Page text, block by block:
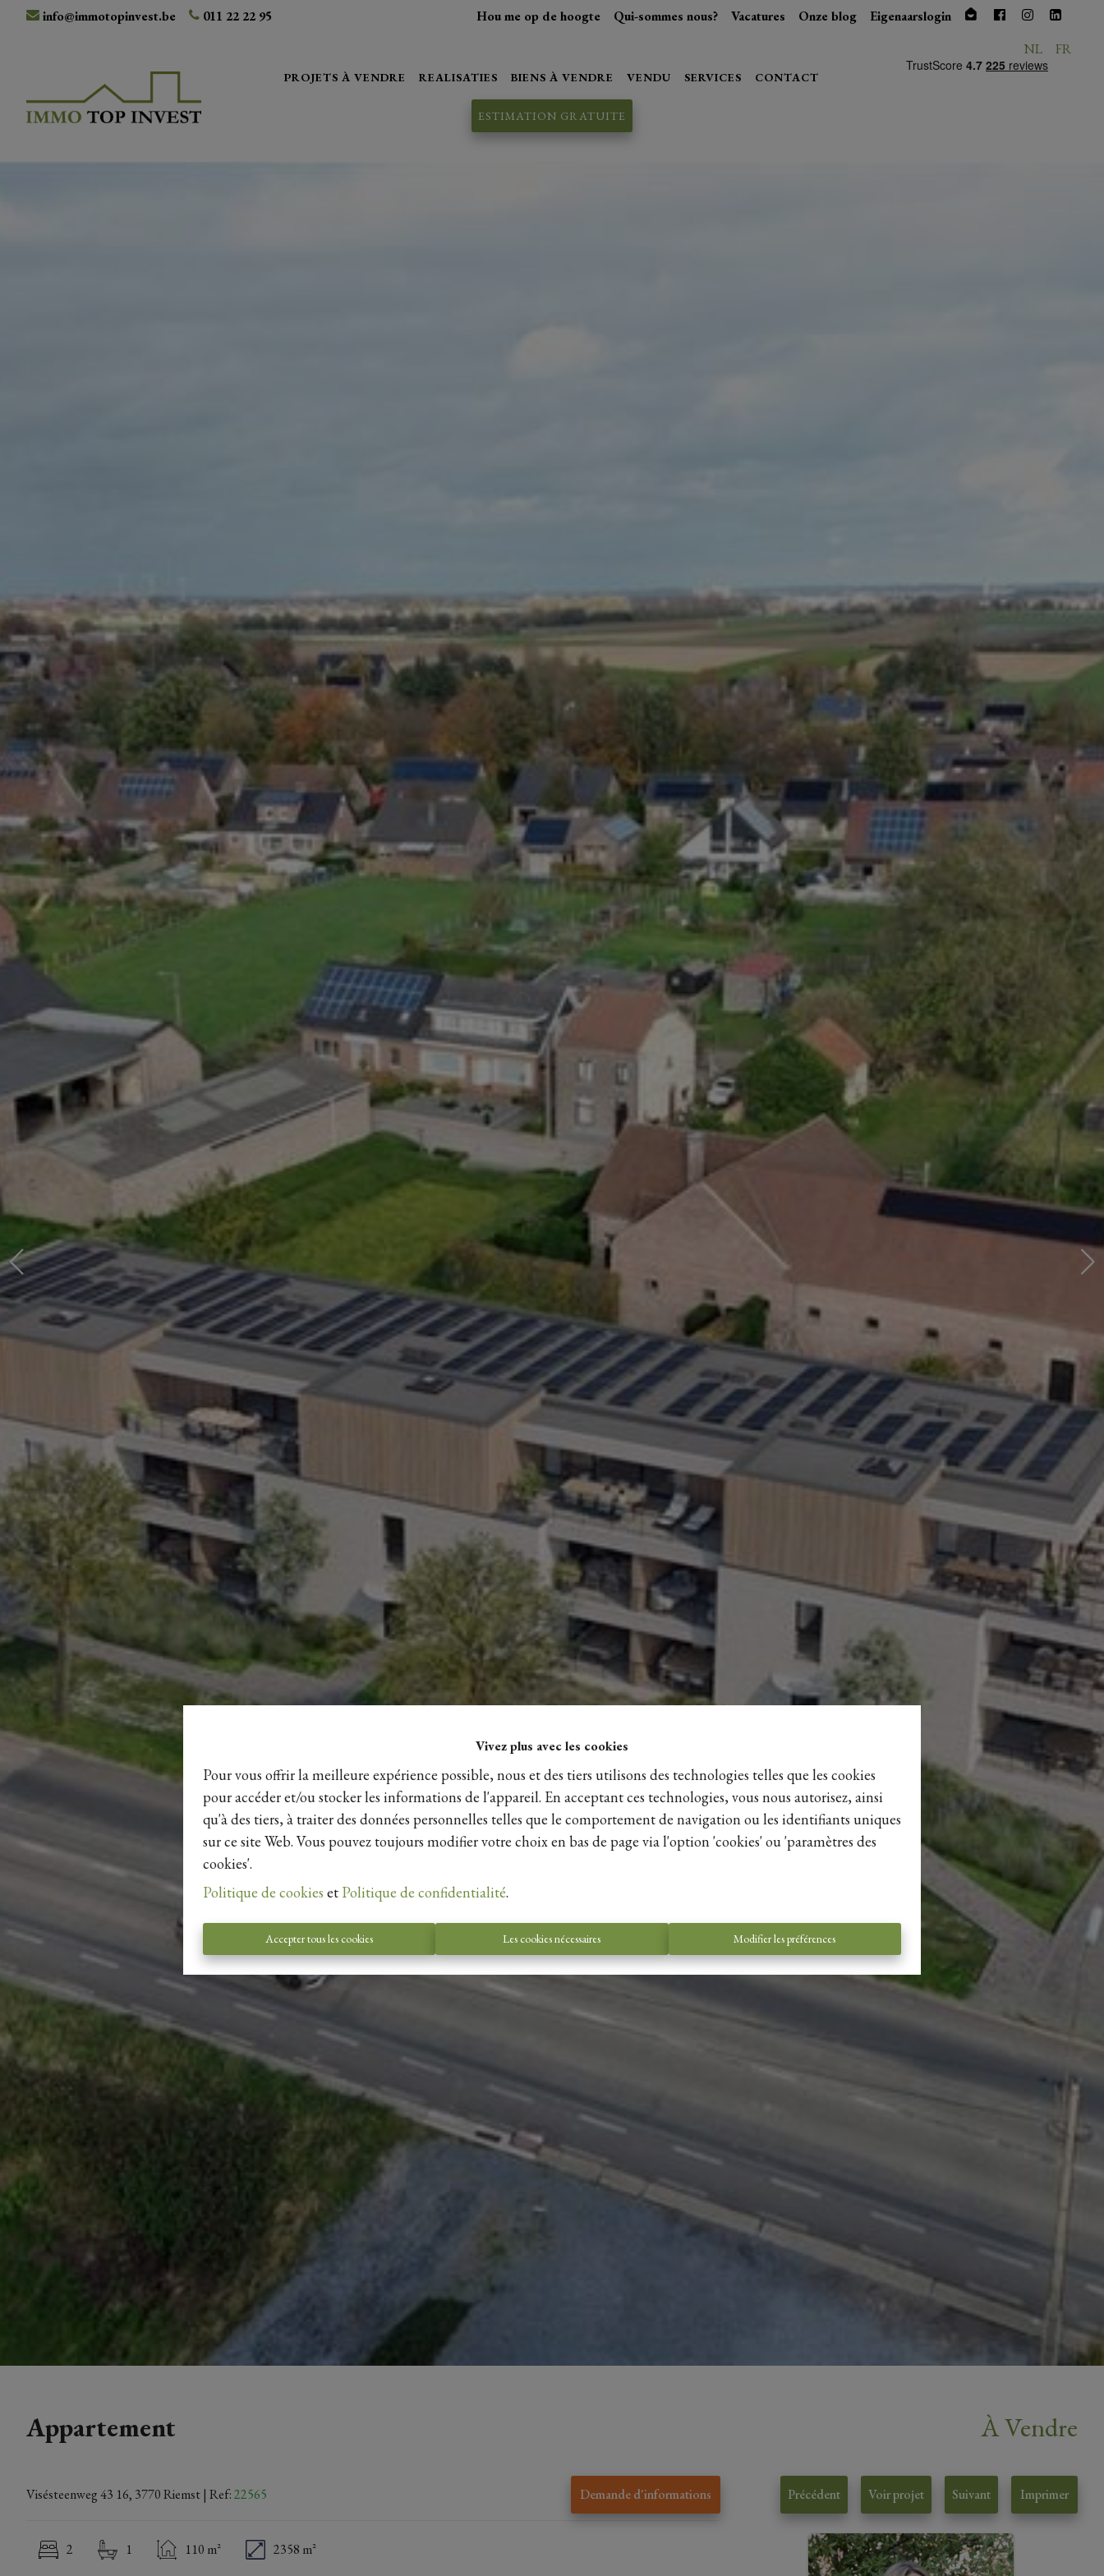
Vivez plus avec les cookies
Pour vous offrir la meilleure expérience possible, nous et des tiers utilisons des technologies telles que les cookies
pour accéder et/ou stocker les informations de l'appareil. En acceptant ces technologies, vous nous autorisez, ainsi
qu'à des tiers, à traiter des données personnelles telles que le comportement de navigation ou les identifiants uniques
sur ce site Web. Vous pouvez toujours modifier votre choix en bas de page via l'option 'cookies' ou 'paramètres des
cookies'.
Politique de cookies et Politique de confidentialité.
Accepter tous les cookies Les cookies nécessaires Modifier les préférences
info@immotopinvest.be 011 22 22 95 Hou me op de hoogte Qui-sommes nous? Vacatures Onze blog Eigenaarslogin
PROJETS À VENDRE REALISATIES BIENS À VENDRE VENDU SERVICES CONTACT
ESTIMATION GRATUITE
NL FR
Appartement À Vendre
Visésteenweg 43 16, 3770 Riemst| Ref:22565 Demande d'informations Précédent Voir projet Suivant Imprimer
2 1 110 m² 2358 m²